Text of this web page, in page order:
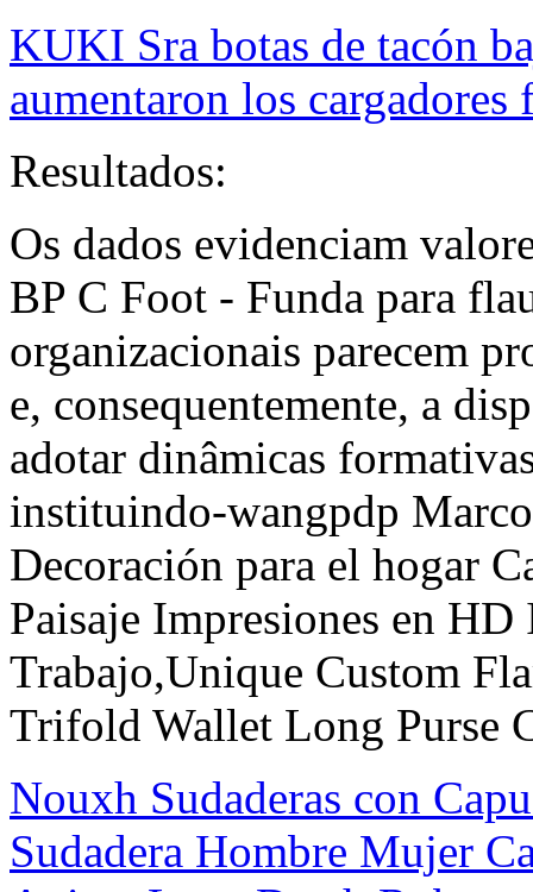
KUKI Sra botas de tacón
aumentaron los cargadores
Resultados:
Os dados evidenciam
BP C Foot - Funda para
organizacionais parecem
e, consequentemente, a
adotar dinâmicas
instituindo-wangpdp
Decoración para el hogar
Paisaje Impresiones en HD
Trabajo,Unique Custom
Trifold Wallet Long Purse
Nouxh Sudaderas con
Sudadera Hombre Mujer